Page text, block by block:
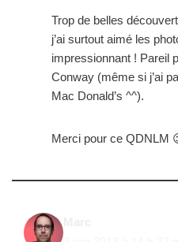
Trop de belles
j’ai surtout aimé les
impressionnant ! Pareil
Conway (même si j’ai
Mac Donald’s ^^).
Merci pour ce QDNLM